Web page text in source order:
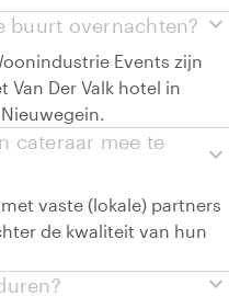
expand_more
buurt overnachten?
Events zijn
Van Der Valk hotel in
expand_more
cateraar mee te
vaste (lokale) partners
de kwaliteit van hun
expand_more